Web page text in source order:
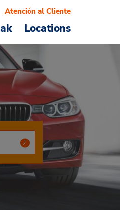
Locations
Atención al Cliente